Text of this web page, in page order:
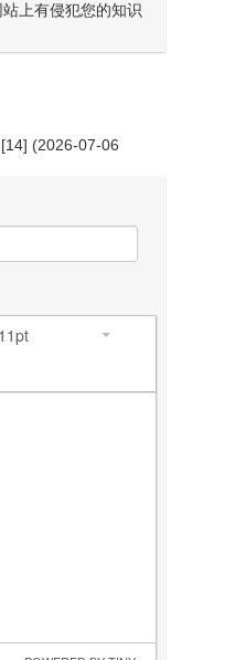
上有侵犯您的知识
[14] (2026-07-06
11pt